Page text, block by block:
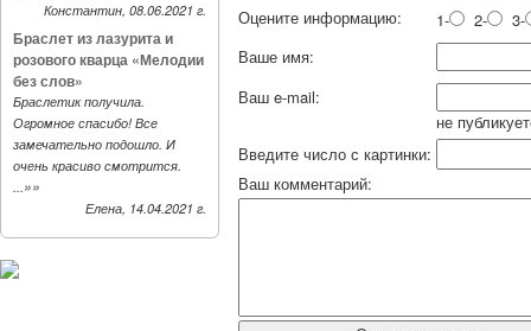
Константин, 08.06.2021 г.
Браслет из лазурита и
розового кварца «Мелодии
без слов»
Браслетик получила.
Огромное спасибо! Все
замечательно подошло. И
очень красиво смотрится.
...»»
Елена, 14.04.2021 г.
Оцените информацию: 1- 2-
3-
Ваше имя:
Ваш e-mail:
не
Введите число с картинки:
Ваш комментарий: